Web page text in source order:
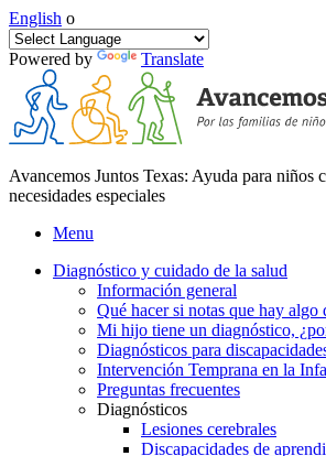
English o
Powered by Translate
Avancemos Juntos Texas: Ayuda para niños
necesidades especiales
Menu
Diagnóstico y cuidado de la salud
Información general
Qué hacer si notas que hay algo
Mi hijo tiene un diagnóstico,
Diagnósticos para
Intervención Temprana en la
Preguntas frecuentes
Diagnósticos
Lesiones cerebrales
Discapacidades de